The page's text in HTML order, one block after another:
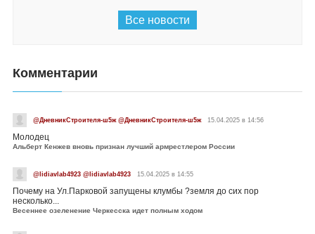
Все новости
Комментарии
@ДневникСтроителя-ш5ж @ДневникСтроителя-ш5ж 15.04.2025 в 14:56
Молодец
Альберт Кенжев вновь признан лучший армрестлером России
@lidiavlab4923 @lidiavlab4923 15.04.2025 в 14:55
Почему на Ул.Парковой запущены клумбы ?земля до сих пор
несколько...
Весеннее озеленение Черкесска идет полным ходом